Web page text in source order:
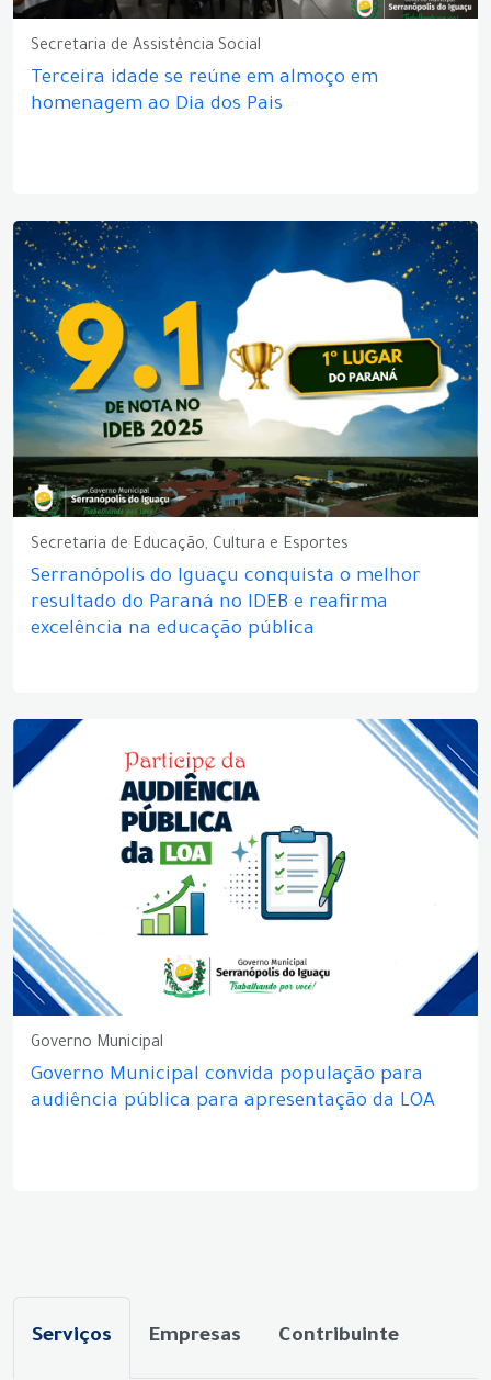
Secretaria de Assistência Social
Terceira idade se reúne em almoço em
homenagem ao Dia dos Pais
Secretaria de Educação, Cultura e Esportes
Serranópolis do Iguaçu conquista o melhor
resultado do Paraná no IDEB e reafirma
excelência na educação pública
Governo Municipal
Governo Municipal convida população para
audiência pública para apresentação da LOA
Serviços Empresas Contribuinte